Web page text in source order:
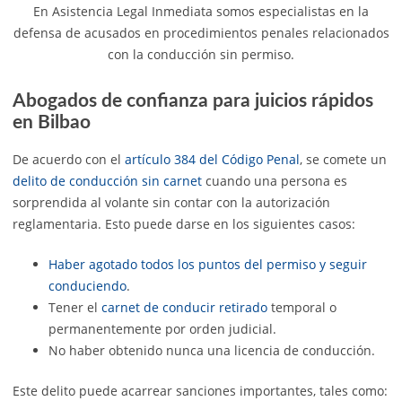
En Asistencia Legal Inmediata somos especialistas en la
defensa de acusados en procedimientos penales relacionados
con la conducción sin permiso.
Abogados de confianza para juicios rápidos
en Bilbao
De acuerdo con el artículo 384 del Código Penal, se comete un
delito de conducción sin carnet cuando una persona es
sorprendida al volante sin contar con la autorización
reglamentaria. Esto puede darse en los siguientes casos:
Haber agotado todos los puntos del permiso y seguir
conduciendo.
Tener el carnet de conducir retirado temporal o
permanentemente por orden judicial.
No haber obtenido nunca una licencia de conducción.
Este delito puede acarrear sanciones importantes, tales como: